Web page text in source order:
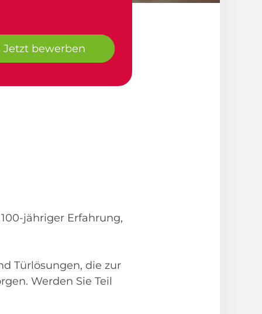
Jetzt bewerben
jähriger Erfahrung,
Türlösungen, die zur
Werden Sie Teil